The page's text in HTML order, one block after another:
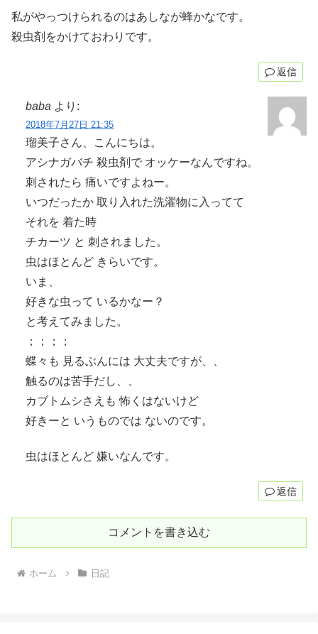
私がやっつけられるのはあしなが蜂かなです。
殺虫剤をかけておわりです。
返信
baba より:
2018年7月27日 21:35
瑠美子さん、こんにちは。
アシナガバチ 殺虫剤で オッケーなんですね。
刺されたら 痛いですよねー。
いつだったか 取り入れた洗濯物に入ってて
それを 着た時
チカーツ と 刺されました。
虫はほとんど きらいです。
いま、
好きな虫って いるかなー？
と考えてみました。
；；；；
蝶々も 見るぶんには 大丈夫ですが、、
触るのは苦手だし、、
カブトムシさえも 怖くはないけど
好きーと いうものでは ないのです。
虫はほとんど 嫌いなんです。
返信
コメントを書き込む
ホーム 日記